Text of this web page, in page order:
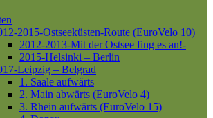
2015-Ostseeküsten-Route (EuroVelo 10)
2012-2013-Mit der Ostsee fing es an!-
2015-Helsinki – Berlin
Leipzig – Belgrad
1. Saale aufwärts
2. Main abwärts (EuroVelo 4)
3. Rhein aufwärts (EuroVelo 15)